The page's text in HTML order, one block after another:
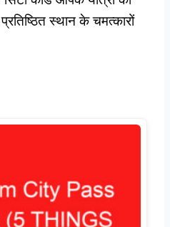
स्थान के चमत्कारों